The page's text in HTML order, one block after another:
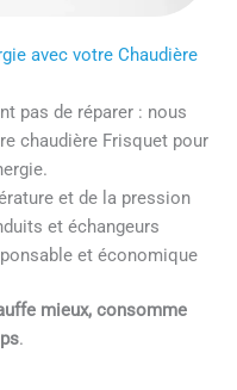
avec votre Chaudière
pas de réparer : nous
chaudière Frisquet pour
et de la pression
et échangeurs
et économique
mieux, consomme
.